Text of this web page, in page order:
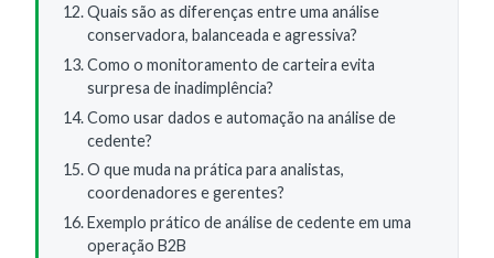
Quais são as diferenças entre uma análise
conservadora, balanceada e agressiva?
Como o monitoramento de carteira evita
surpresa de inadimplência?
Como usar dados e automação na análise de
cedente?
O que muda na prática para analistas,
coordenadores e gerentes?
Exemplo prático de análise de cedente em uma
operação B2B